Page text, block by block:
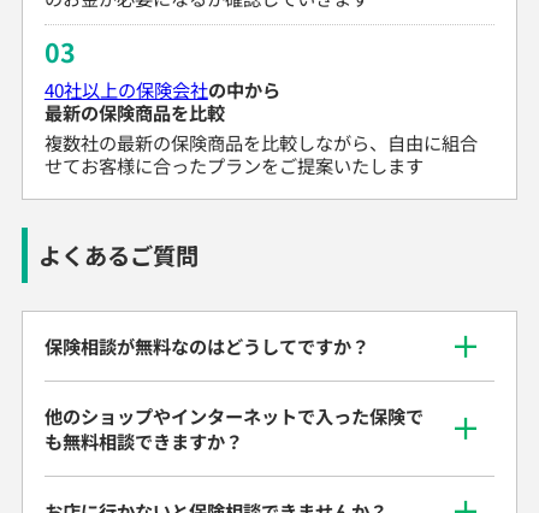
03
40社以上の保険会社の中から
最新の保険商品を比較
複数社の最新の保険商品を比較しながら、自由に組合
せてお客様に合ったプランをご提案いたします
よくあるご質問
保険相談が無料なのはどうしてですか？
他のショップやインターネットで入った保険で
も無料相談できますか？